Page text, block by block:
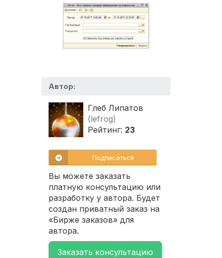
Автор:
Глеб Липатов
(lefrog)
Рейтинг: 23
Подписаться
Вы можете заказать
платную консультацию или
разработку у автора. Будет
создан приватный заказ на
«Бирже заказов» для
автора.
Заказать консультацию